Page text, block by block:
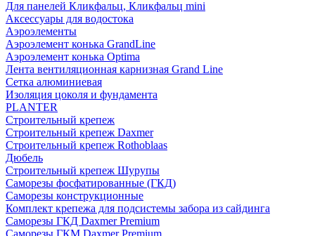
Для панелей Кликфальц, Кликфальц mini
Аксессуары для водостока
Аэроэлементы
Аэроэлемент конька GrandLine
Аэроэлемент конька Optima
Лента вентиляционная карнизная Grand Line
Сетка алюминиевая
Изоляция цоколя и фундамента
PLANTER
Строительный крепеж
Строительный крепеж Daxmer
Строительный крепеж Rothoblaas
Дюбель
Строительный крепеж Шурупы
Саморeзы фосфатированные (ГКД)
Саморезы конструкционные
Комплект крепежа для подсистемы забора из сайдинга
Саморезы ГКД Daxmer Premium
Саморезы ГКМ Daxmer Premium